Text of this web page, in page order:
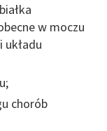
w moczu
chorób